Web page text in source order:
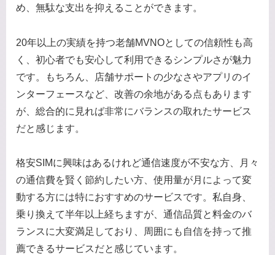
め、無駄な支出を抑えることができます。
20年以上の実績を持つ老舗MVNOとしての信頼性も高
く、初心者でも安心して利用できるシンプルさが魅力
です。もちろん、店舗サポートの少なさやアプリのイ
ンターフェースなど、改善の余地がある点もあります
が、総合的に見れば非常にバランスの取れたサービス
だと感じます。
格安SIMに興味はあるけれど通信速度が不安な方、月々
の通信費を賢く節約したい方、使用量が月によって変
動する方には特におすすめのサービスです。私自身、
乗り換えて半年以上経ちますが、通信品質と料金のバ
ランスに大変満足しており、周囲にも自信を持って推
薦できるサービスだと感じています。